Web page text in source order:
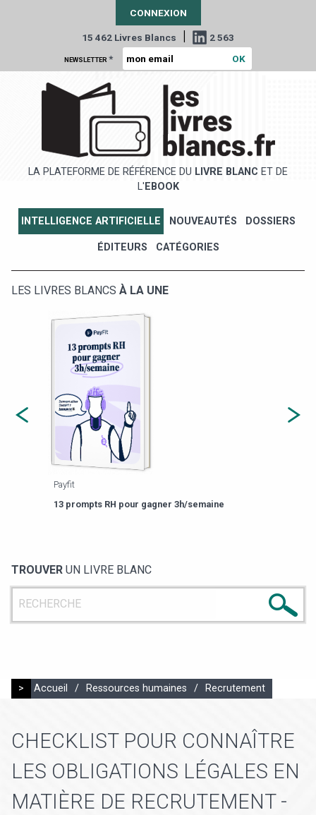
CONNEXION
15 462 Livres Blancs | 2 563
NEWSLETTER *
LA PLATEFORME DE RÉFÉRENCE DU LIVRE BLANC ET DE
L' EBOOK
INTELLIGENCE ARTIFICIELLE NOUVEAUTÉS DOSSIERS
ÉDITEURS CATÉGORIES
LES LIVRES BLANCS À LA UNE
Payfit
13 prompts RH pour gagner 3h/semaine
TROUVER UN LIVRE BLANC
> Accueil / Ressources humaines / Recrutement
CHECKLIST POUR CONNAÎTRE
LES OBLIGATIONS LÉGALES EN
MATIÈRE DE RECRUTEMENT -